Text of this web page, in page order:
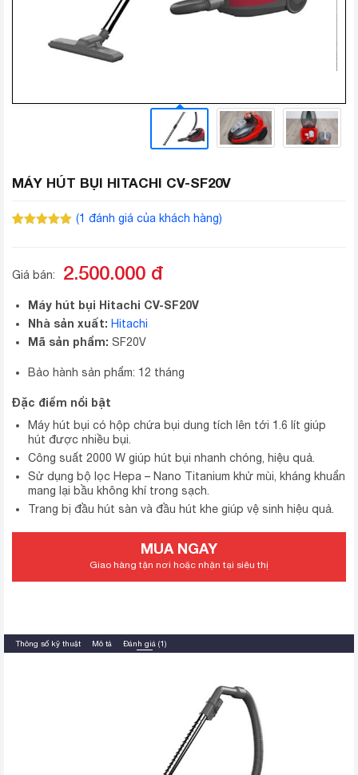
MÁY HÚT BỤI HITACHI CV-SF20V
(1 đánh giá của khách hàng)
Giá bán: 2.500.000 đ
Máy hút bụi Hitachi CV-SF20V
Nhà sản xuất: Hitachi
Mã sản phẩm: SF20V
Bảo hành sản phẩm: 12 tháng
Đặc điểm nổi bật
Máy hút bụi có hộp chứa bụi dung tích lên tới 1.6 lít giúp
hút được nhiều bụi.
Công suất 2000 W giúp hút bụi nhanh chóng, hiệu quả.
Sử dụng bộ lọc Hepa – Nano Titanium khử mùi, kháng khuẩn
mang lại bầu không khí trong sạch.
Trang bị đầu hút sàn và đầu hút khe giúp vệ sinh hiệu quả.
MUA NGAY
Giao hàng tận nơi hoặc nhận tại siêu thị
Thông số kỹ thuật Mô tả Đánh giá (1)